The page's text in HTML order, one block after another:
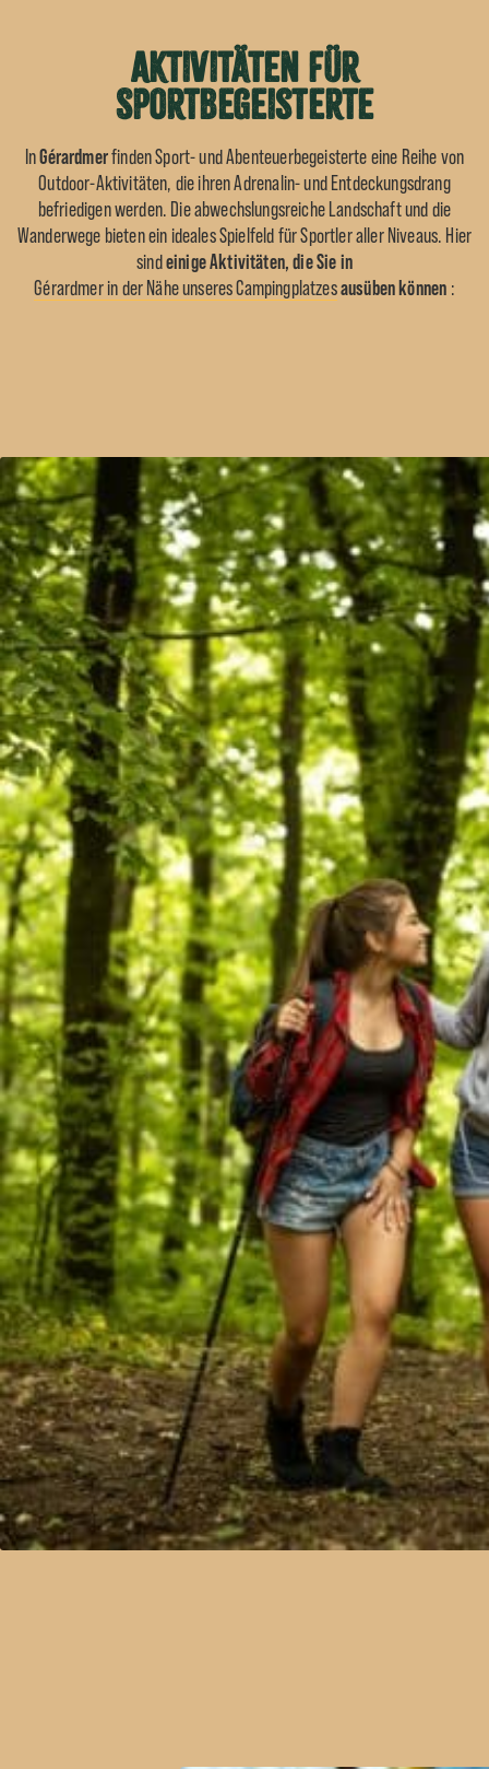
Aktivitäten für
Sportbegeisterte
InGérardmerfinden Sport- und Abenteuerbegeisterte eine Reihe von
Outdoor-Aktivitäten, die ihren Adrenalin- und Entdeckungsdrang
befriedigen werden. Die abwechslungsreiche Landschaft und die
Wanderwege bieten ein ideales Spielfeld für Sportler aller Niveaus. Hier
sindeinige Aktivitäten, die Sie in
Gérardmer in der Nähe unseres Campingplatzesausüben können :